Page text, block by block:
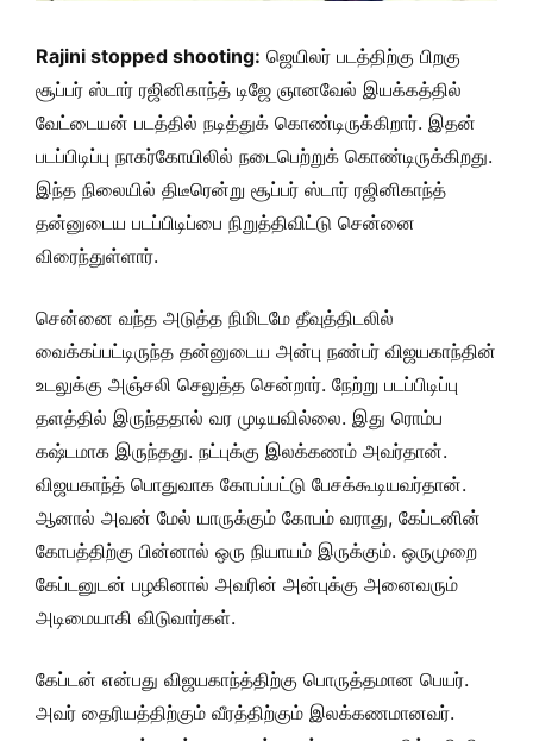
Rajini stopped shooting: ஜெயிலர் படத்திற்கு பிறகு
சூப்பர் ஸ்டார் ரஜினிகாந்த் டிஜே ஞானவேல் இயக்கத்தில்
வேட்டையன் படத்தில் நடித்துக் கொண்டிருக்கிறார். இதன்
படப்பிடிப்பு நாகர்கோயிலில் நடைபெற்றுக் கொண்டிருக்கிறது.
இந்த நிலையில் திடீரென்று சூப்பர் ஸ்டார் ரஜினிகாந்த்
தன்னுடைய படப்பிடிப்பை நிறுத்திவிட்டு சென்னை
விரைந்துள்ளார்.
சென்னை வந்த அடுத்த நிமிடமே தீவுத்திடலில்
வைக்கப்பட்டிருந்த தன்னுடைய அன்பு நண்பர் விஜயகாந்தின்
உடலுக்கு அஞ்சலி செலுத்த சென்றார். நேற்று படப்பிடிப்பு
தளத்தில் இருந்ததால் வர முடியவில்லை. இது ரொம்ப
கஷ்டமாக இருந்தது. நட்புக்கு இலக்கணம் அவர்தான்.
விஜயகாந்த் பொதுவாக கோபப்பட்டு பேசக்கூடியவர்தான்.
ஆனால் அவன் மேல் யாருக்கும் கோபம் வராது, கேப்டனின்
கோபத்திற்கு பின்னால் ஒரு நியாயம் இருக்கும். ஒருமுறை
கேப்டனுடன் பழகினால் அவரின் அன்புக்கு அனைவரும்
அடிமையாகி விடுவார்கள்.
கேப்டன் என்பது விஜயகாந்த்திற்கு பொருத்தமான பெயர்.
அவர் தைரியத்திற்கும் வீரத்திற்கும் இலக்கணமானவர்.